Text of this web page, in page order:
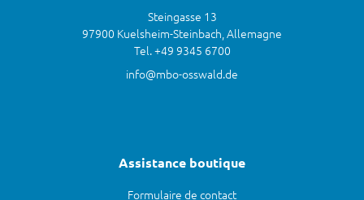
Steingasse 13
97900 Kuelsheim-Steinbach, Allemagne
Tel. +49 9345 6700
info@mbo-osswald.de
Assistance boutique
Formulaire de contact